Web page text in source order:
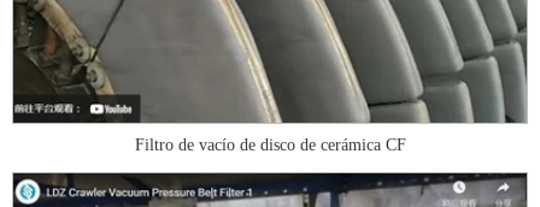
Filtro de vacío de disco de cerámica CF